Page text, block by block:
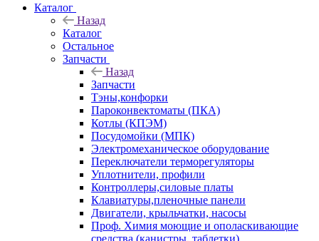
Каталог
Назад
Каталог
Остальное
Запчасти
Назад
Запчасти
Тэны,конфорки
Пароконвектоматы (ПКА)
Котлы (КПЭМ)
Посудомойки (МПК)
Электромеханическое оборудование
Переключатели терморегуляторы
Уплотнители, профили
Контроллеры,силовые платы
Клавиатуры,пленочные панели
Двигатели, крыльчатки, насосы
Проф. Химия моющие и ополаскивающие
средства (канистры, таблетки)